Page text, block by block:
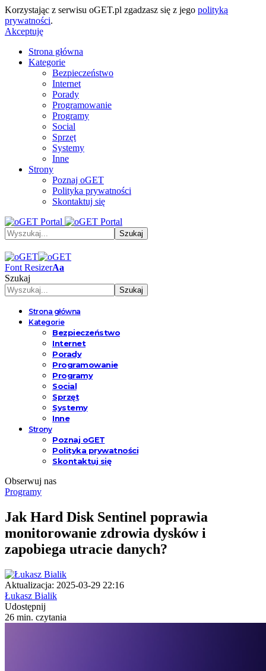
Korzystając z serwisu oGET.pl zgadzasz się z jego polityką
prywatności.
Akceptuję
Strona główna
Kategorie
Bezpieczeństwo
Internet
Porady
Programowanie
Programy
Social
Sprzęt
Systemy
Inne
Strony
Poznaj oGET
Polityka prywatności
Skontaktuj się
Font ResizerAa
Szukaj
Strona główna
Kategorie
Bezpieczeństwo
Internet
Porady
Programowanie
Programy
Social
Sprzęt
Systemy
Inne
Strony
Poznaj oGET
Polityka prywatności
Skontaktuj się
Obserwuj nas
Programy
Jak Hard Disk Sentinel poprawia
monitorowanie zdrowia dysków i
zapobiega utracie danych?
Aktualizacja: 2025-03-29 22:16
Łukasz Bialik
Udostępnij
26 min. czytania